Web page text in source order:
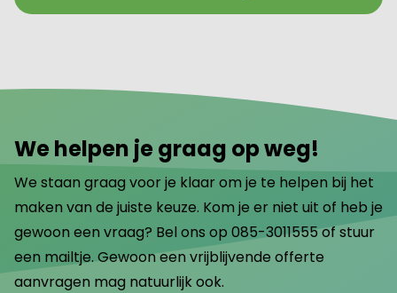
We helpen je graag op weg!
We staan graag voor je klaar om je te helpen bij het
maken van de juiste keuze. Kom je er niet uit of heb je
gewoon een vraag? Bel ons op 085-3011555 of stuur
een mailtje. Gewoon een vrijblijvende offerte
aanvragen mag natuurlijk ook.